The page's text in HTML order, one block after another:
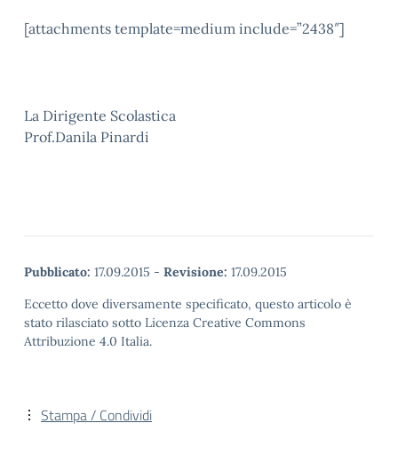
[attachments template=medium include=”2438″]
La Dirigente Scolastica
Prof.Danila Pinardi
Pubblicato: 17.09.2015 - Revisione: 17.09.2015
Eccetto dove diversamente specificato, questo articolo è
stato rilasciato sotto Licenza Creative Commons
Attribuzione 4.0 Italia.
Stampa / Condividi